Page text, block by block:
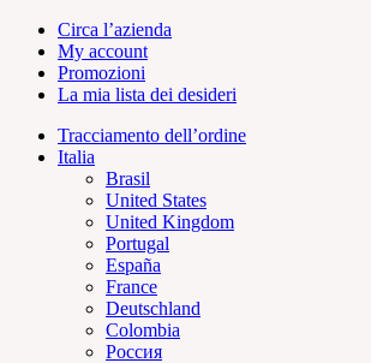
Circa l’azienda
My account
Promozioni
La mia lista dei desideri
Tracciamento dell’ordine
Italia
Brasil
United States
United Kingdom
Portugal
España
France
Deutschland
Colombia
Россия